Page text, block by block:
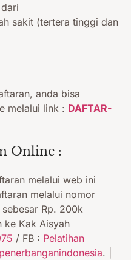
sakit (tertera tinggi dan
anda bisa
melalui link : DAFTAR-
Online :
melalui web ini
melalui nomor
Rp. 200k
ke Kak Aisyah
/ FB : Pelatihan
. |